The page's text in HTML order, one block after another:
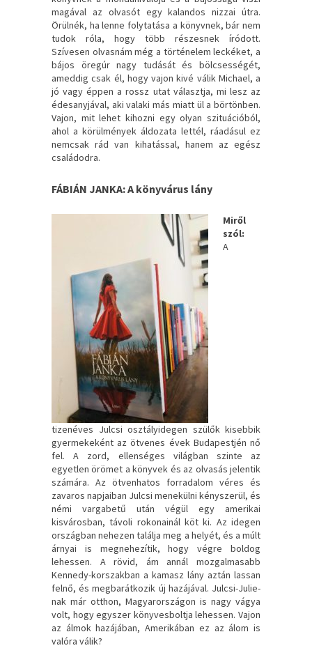
magával az olvasót egy kalandos nizzai útra.
Örülnék, ha lenne folytatása a könyvnek, bár nem
tudok róla, hogy több részesnek íródott.
Szívesen olvasnám még a történelem leckéket, a
bájos öregúr nagy tudását és bölcsességét,
ameddig csak él, hogy vajon kivé válik Michael, a
jó vagy éppen a rossz utat választja, mi lesz az
édesanyjával, aki valaki más miatt ül a börtönben.
Vajon, mit lehet kihozni egy olyan szituációból,
ahol a körülmények áldozata lettél, ráadásul ez
nemcsak rád van kihatással, hanem az egész
családodra.
FÁBIÁN JANKA: A könyvárus lány
Miről
szól:
A
tizenéves Julcsi osztályidegen szülők kisebbik
gyermekeként az ötvenes évek Budapestjén nő
fel. A zord, ellenséges világban szinte az
egyetlen örömet a könyvek és az olvasás jelentik
számára. Az ötvenhatos forradalom véres és
zavaros napjaiban Julcsi menekülni kényszerül, és
némi vargabetű után végül egy amerikai
kisvárosban, távoli rokonainál köt ki. Az idegen
országban nehezen találja meg a helyét, és a múlt
árnyai is megnehezítik, hogy végre boldog
lehessen. A rövid, ám annál mozgalmasabb
Kennedy-korszakban a kamasz lány aztán lassan
felnő, és megbarátkozik új hazájával. Julcsi-Julie-
nak már otthon, Magyarországon is nagy vágya
volt, hogy egyszer könyvesboltja lehessen. Vajon
az álmok hazájában, Amerikában ez az álom is
valóra válik?